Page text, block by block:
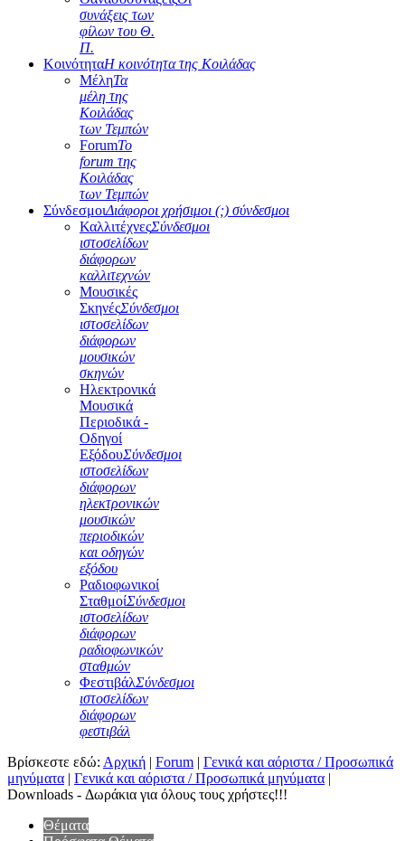
συνάξεις των
φίλων του Θ.
Π.
ΚοινότηταΗ κοινότητα της Κοιλάδας
ΜέληΤα
μέλη της
Κοιλάδας
των Τεμπών
ForumΤο
forum της
Κοιλάδας
των Τεμπών
ΣύνδεσμοιΔιάφοροι χρήσιμοι (;) σύνδεσμοι
ΚαλλιτέχνεςΣύνδεσμοι
ιστοσελίδων
διάφορων
καλλιτεχνών
Μουσικές
ΣκηνέςΣύνδεσμοι
ιστοσελίδων
διάφορων
μουσικών
σκηνών
Ηλεκτρονικά
Μουσικά
Περιοδικά -
Οδηγοί
ΕξόδουΣύνδεσμοι
ιστοσελίδων
διάφορων
ηλεκτρονικών
μουσικών
περιοδικών
και οδηγών
εξόδου
Ραδιοφωνικοί
ΣταθμοίΣύνδεσμοι
ιστοσελίδων
διάφορων
ραδιοφωνικών
σταθμών
ΦεστιβάλΣύνδεσμοι
ιστοσελίδων
διάφορων
φεστιβάλ
Βρίσκεστε εδώ: Αρχική | Forum | Γενικά και αόριστα / Προσωπικά
μηνύματα | Γενικά και αόριστα / Προσωπικά μηνύματα |
Downloads - Δωράκια για όλους τους χρήστες!!!
Θέματα